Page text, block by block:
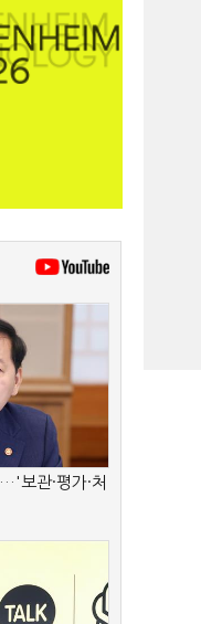
보관·평가·처